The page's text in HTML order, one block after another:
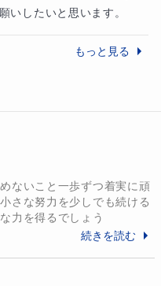
学習時間を徐々に増
き、約465点を毎回キ
く取り、最高点数は4
して、最終的には完
ルの公立高校に合格す
を持つ私が、学習プラ
スペシャリストとし
や心配事、本授業への
題があった時には、
トでお伝えください。
詳細に解説し、理解
いしたいと思います。
もっと見る
ないこと一歩ずつ着実に頑
さな努力を少しでも続ける
力を得るでしょう
続きを読む